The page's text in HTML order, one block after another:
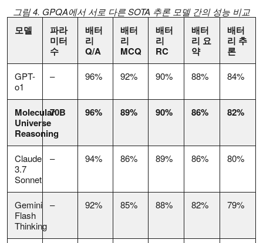
그림 4. GPQA에서 서로 다른 SOTA 추론 모델 간의 성능 비교
모델
파라
미터
수
배터
리
Q/A
배터
리
MCQ
배터
리
RC
배터
리 요
약
배터
리 추
론
GPT-
o1
– 96% 92% 90% 88% 84%
Molecular
Universe
Reasoning
70B 96% 89% 90% 86% 82%
Claude
3.7
Sonnet
– 94% 86% 89% 86% 80%
Gemini
Flash
Thinking
– 92% 85% 88% 82% 79%